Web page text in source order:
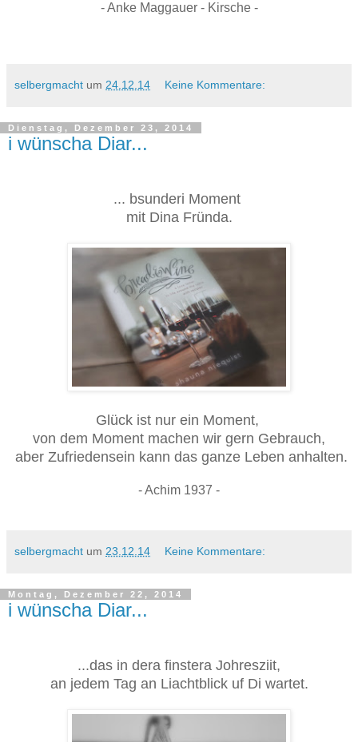
- Anke Maggauer - Kirsche -
selbergmacht um 24.12.14 Keine Kommentare:
Dienstag, Dezember 23, 2014
i wünscha Diar...
... bsunderi Moment
mit Dina Fründa.
Glück ist nur ein Moment,
von dem Moment machen wir gern Gebrauch,
aber Zufriedensein kann das ganze Leben anhalten.
- Achim 1937 -
selbergmacht um 23.12.14 Keine Kommentare:
Montag, Dezember 22, 2014
i wünscha Diar...
...das in dera finstera Johresziit,
an jedem Tag an Liachtblick uf Di wartet.